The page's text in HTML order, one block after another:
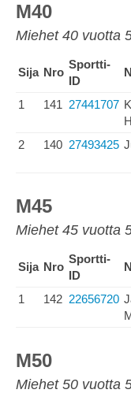
M40
Miehet 40 vuotta
Sija Nro
Sportti-
ID
1 141 27441707
2 140 27493425
M45
Miehet 45 vuotta
Sija Nro
Sportti-
ID
1 142 22656720
M50
Miehet 50 vuotta